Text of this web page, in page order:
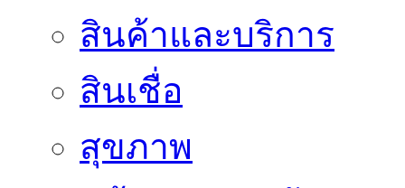
สินค้าและบริการ
สินเชื่อ
สุขภาพ